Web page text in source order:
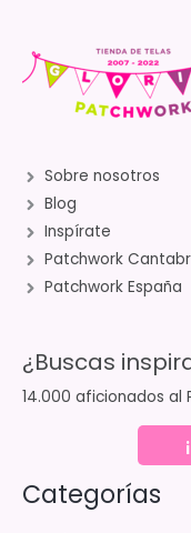
Sobre nosotros
Blog
Inspírate
Patchwork
Patchwork España
¿Buscas
14.000 aficionados al
Categorías